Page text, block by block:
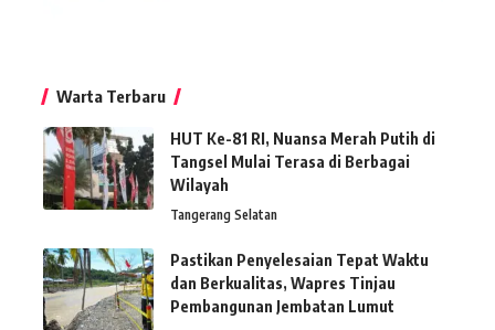
Warta Terbaru
HUT Ke-81 RI, Nuansa Merah Putih di
Tangsel Mulai Terasa di Berbagai
Wilayah
Tangerang Selatan
Pastikan Penyelesaian Tepat Waktu
dan Berkualitas, Wapres Tinjau
Pembangunan Jembatan Lumut